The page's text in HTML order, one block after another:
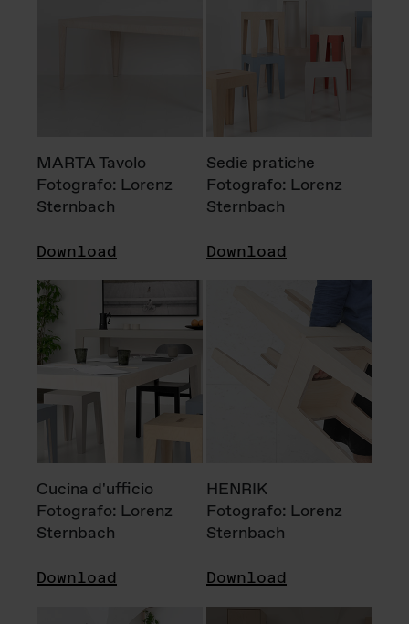
MARTA Tavolo
Fotografo: Lorenz
Sternbach
Download
Sedie pratiche
Fotografo: Lorenz
Sternbach
Download
Cucina d'ufficio
Fotografo: Lorenz
Sternbach
Download
HENRIK
Fotografo: Lorenz
Sternbach
Download